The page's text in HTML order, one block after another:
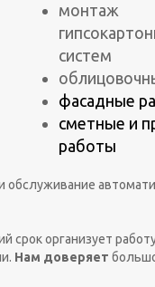
монтаж
систем
фасадные
сметные и
работы
срок организует
Нам доверяет